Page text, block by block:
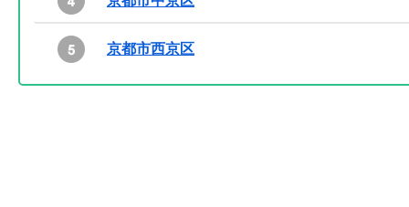
京都市西京区